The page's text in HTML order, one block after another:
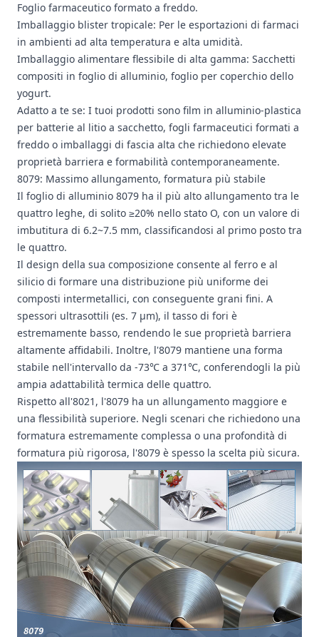
Foglio farmaceutico formato a freddo.
Imballaggio blister tropicale: Per le esportazioni di farmaci
in ambienti ad alta temperatura e alta umidità.
Imballaggio alimentare flessibile di alta gamma: Sacchetti
compositi in foglio di alluminio, foglio per coperchio dello
yogurt.
Adatto a te se: I tuoi prodotti sono film in alluminio-plastica
per batterie al litio a sacchetto, fogli farmaceutici formati a
freddo o imballaggi di fascia alta che richiedono elevate
proprietà barriera e formabilità contemporaneamente.
8079: Massimo allungamento, formatura più stabile
Il foglio di alluminio 8079 ha il più alto allungamento tra le
quattro leghe, di solito ≥20% nello stato O, con un valore di
imbutitura di 6.2~7.5 mm, classificandosi al primo posto tra
le quattro.
Il design della sua composizione consente al ferro e al
silicio di formare una distribuzione più uniforme dei
composti intermetallici, con conseguente grani fini. A
spessori ultrasottili (es. 7 μm), il tasso di fori è
estremamente basso, rendendo le sue proprietà barriera
altamente affidabili. Inoltre, l'8079 mantiene una forma
stabile nell'intervallo da -73℃ a 371℃, conferendogli la più
ampia adattabilità termica delle quattro.
Rispetto all'8021, l'8079 ha un allungamento maggiore e
una flessibilità superiore. Negli scenari che richiedono una
formatura estremamente complessa o una profondità di
formatura più rigorosa, l'8079 è spesso la scelta più sicura.